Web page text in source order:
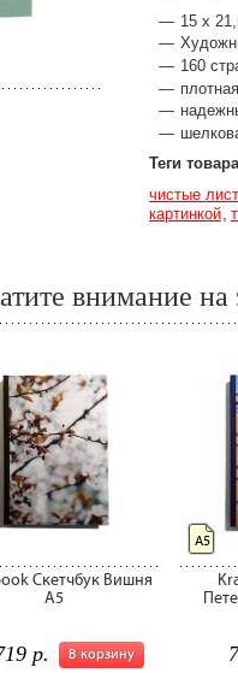
15 х
160
Теги товара
чистые
картинкой
внимание на
Скетчбук Вишня
А5
В корзину
р.
А5